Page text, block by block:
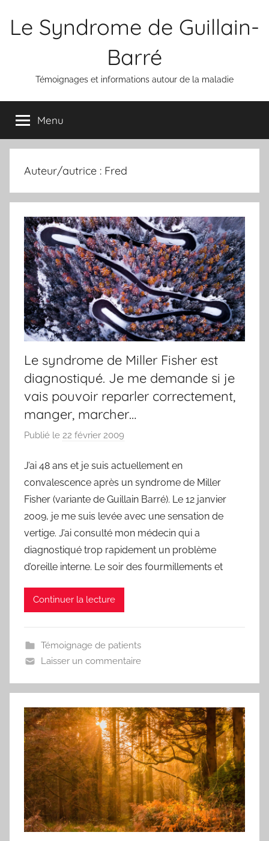
Le Syndrome de Guillain-
Barré
Témoignages et informations autour de la maladie
Menu
Auteur/autrice : Fred
Le syndrome de Miller Fisher est
diagnostiqué. Je me demande si je
vais pouvoir reparler correctement,
manger, marcher…
Publié le 22 février 2009
r
F
r
e
d
J’ai 48 ans et je suis actuellement en
convalescence après un syndrome de Miller
Fisher (variante de Guillain Barré). Le 12 janvier
2009, je me suis levée avec une sensation de
vertige. J’ai consulté mon médecin qui a
diagnostiqué trop rapidement un problème
d’oreille interne. Le soir des fourmillements et
Continuer la lecture
Témoignage de patients
Laisser un commentaire